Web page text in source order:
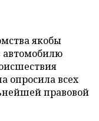
якобы
опросила всех
правовой